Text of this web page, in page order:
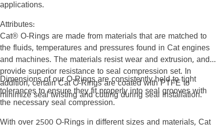
applications.
Attributes:
Cat® O-Rings are made from materials that are matched to
the fluids, temperatures and pressures found in Cat engines
and machines. The materials resist wear and extrusion, and
provide superior resistance to seal compression set. In
addition, certain Cat O-Rings are coated with PTFE to
minimize seal twisting and cutting during seal installation.
Dimensions of our O-Rings are consistently held to tight
tolerances to ensure they fit properly into seal grooves with
the necessary seal compression.
With over 2500 O-Rings in different sizes and materials, Cat